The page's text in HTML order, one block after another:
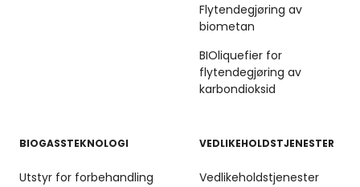
Flytendegjøring av
biometan
BIOliquefier for
flytendegjøring av
karbondioksid
BIOGASSTEKNOLOGI
Utstyr for forbehandling
VEDLIKEHOLDSTJENESTER
Vedlikeholdstjenester